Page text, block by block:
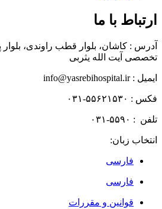
ارتباط با ما
آدرس : کاشان، بلوار قطب راوندی، بلوار
تخصصی آیت الله یثربی
ایمیل : info@yasrebihospital.ir
فکس : ۵۵۶۲۱۵۳۰-۰۳۱
تلفن : ۵۵۹۰-۰۳۱
انتخاب زبان:
فارسی
فارسی
قوانین و مقررات